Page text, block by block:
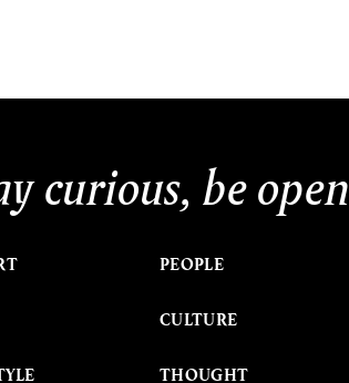
curious, be open
PEOPLE
CULTURE
THOUGHT